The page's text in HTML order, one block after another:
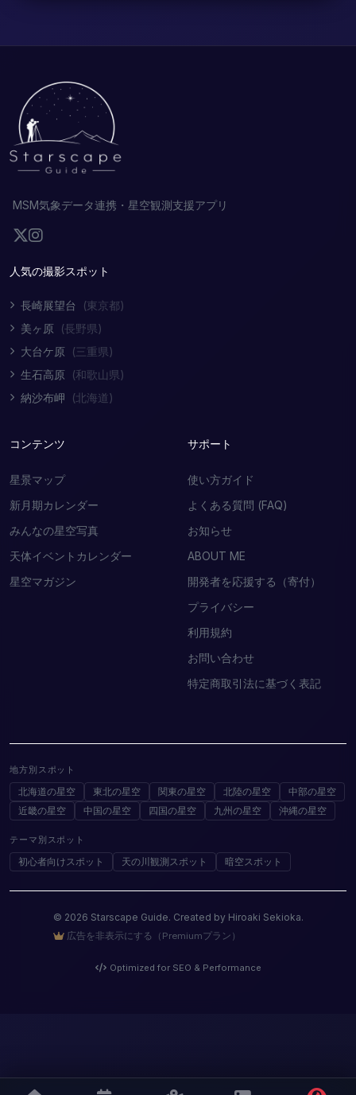
MSM気象データ連携・星空観測支援アプリ
人気の撮影スポット
長崎展望台
(東京都)
美ヶ原 (長野県)
大台ケ原 (三重県)
生石高原 (和歌山県)
納沙布岬
(北海道)
コンテンツ
星景マップ
新月期カレンダー
みんなの星空写真
天体イベントカレンダー
星空マガジン
サポート
使い方ガイド
よくある質問 (FAQ)
お知らせ
ABOUT ME
開発者を応援する（寄付）
プライバシー
利用規約
お問い合わせ
特定商取引法に基づく表記
地方別スポット
北海道の星空 東北の星空 関東の星空 北陸の星空
中部の星空
近畿の星空
中国の星空 四国の星空 九州の星空 沖縄の星空
テーマ別スポット
初心者向けスポット 天の川観測スポット 暗空スポット
© 2026 Starscape Guide. Created by Hiroaki Sekioka.
広告を非表示にする（Premiumプラン）
Optimized for SEO & Performance